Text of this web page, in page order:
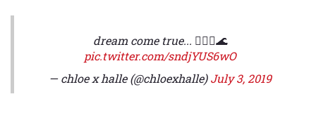
dream come true... 🧜🏽‍♀️🌊
pic.twitter.com/sndjYUS6wO
— chloe x halle (@chloexhalle)July 3, 2019